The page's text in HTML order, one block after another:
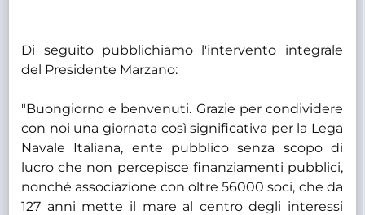
Di seguito pubblichiamo l'intervento integrale
del Presidente Marzano:
"Buongiorno e benvenuti. Grazie per condividere
con noi una giornata così significativa per la Lega
Navale Italiana, ente pubblico senza scopo di
lucro che non percepisce finanziamenti pubblici,
nonché associazione con oltre 56000 soci, che da
127 anni mette il mare al centro degli interessi